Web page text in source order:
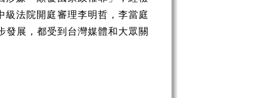
法院開庭審理李明哲，李當庭
發展，都受到台灣媒體和大眾關